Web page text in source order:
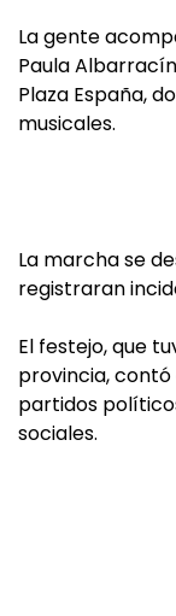
La gente
Paula
Plaza España,
musicales.
La marcha se
registraran
El festejo, que
provincia,
partidos
sociales.